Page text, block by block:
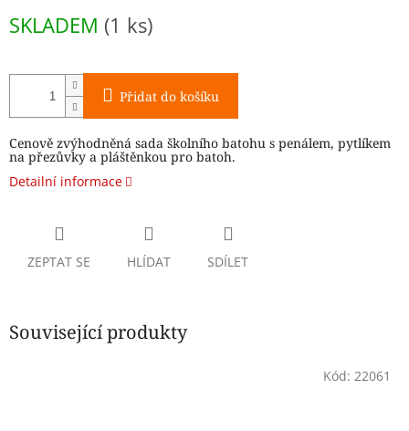
cena:
SKLADEM (1 ks)
Přidat do košíku
Cenově zvýhodněná sada školního batohu s penálem, pytlíkem
na přezůvky a pláštěnkou pro batoh.
Detailní informace
ZEPTAT SE HLÍDAT SDÍLET
Související produkty
Kód: 22061